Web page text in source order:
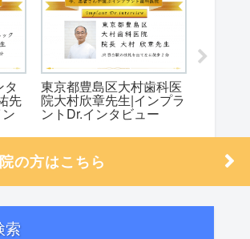
タ
先
東京都豊島区大村歯科医
院大村欣章先生|インプラ
ントDr.インタビュー
の方はこちら
索